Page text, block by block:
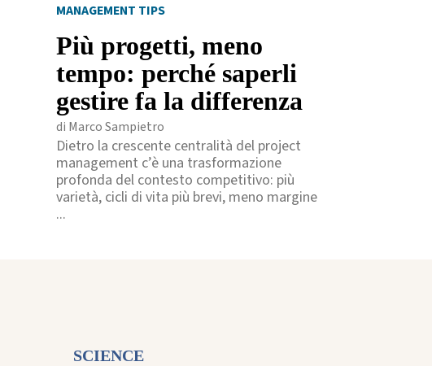
MANAGEMENT TIPS
Più progetti, meno
tempo: perché saperli
gestire fa la differenza
di Marco Sampietro
Dietro la crescente centralità del project
management c’è una trasformazione
profonda del contesto competitivo: più
varietà, cicli di vita più brevi, meno margine
...
SCIENCE